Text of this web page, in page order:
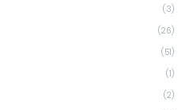
(3)
(26)
(51)
(1)
(2)